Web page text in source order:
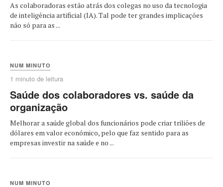
As colaboradoras estão atrás dos colegas no uso da tecnologia
de inteligência artificial (IA). Tal pode ter grandes implicações
não só para as ...
NUM MINUTO
1 minuto de leitura
Saúde dos colaboradores vs. saúde da
organização
Melhorar a saúde global dos funcionários pode criar triliões de
dólares em valor económico, pelo que faz sentido para as
empresas investir na saúde e no ...
NUM MINUTO